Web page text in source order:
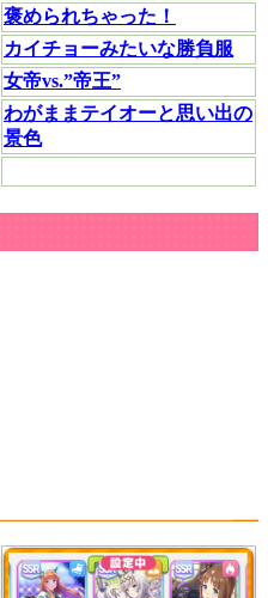
褒められちゃった！
カイチョーみたいな勝負服
女帝vs.”帝王”
わがままテイオーと思い出の
景色